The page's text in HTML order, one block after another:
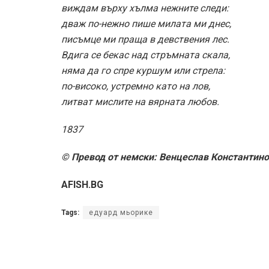
виждам върху хълма нежните следи:
дваж по-нежно пише милата ми днес,
писъмце ми праща в девствения лес.
Вдига се бекас над стръмната скала,
няма да го спре куршум или стрела:
по-високо, устремно като на лов,
литват мислите на вярната любов.
1837
© Превод от немски: Венцеслав
AFISH.BG
Tags: едуард мьорике